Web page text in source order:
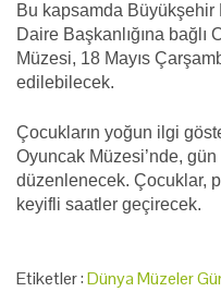
Bu kapsamda
Daire Başkanlığına
Müzesi, 18 Mayıs
edilebilecek.
Çocukların yoğun ilgi
Oyuncak Müzesi’nde,
düzenlenecek. Çocuklar,
keyifli saatler geçirecek.
Etiketler :Dünya Müzeler